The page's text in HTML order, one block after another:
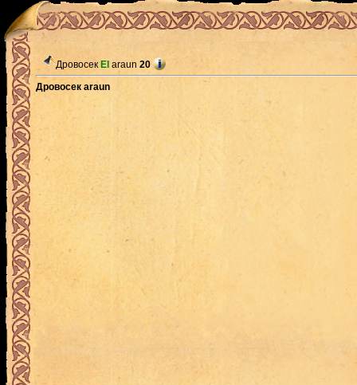
Дровосек El araun 20
Дровосек araun